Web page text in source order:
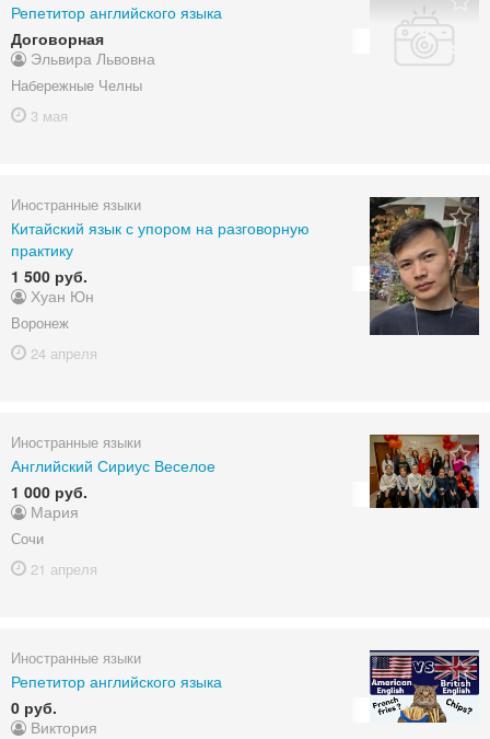
Репетитор английского языка
Договорная
Эльвира Львовна
Набережные Челны
3 мая
Иностранные языки
Китайский язык с упором на разговорную
практику
1 500 руб.
Хуан Юн
Воронеж
24 апреля
Иностранные языки
Английский Сириус Веселое
1 000 руб.
Мария
Сочи
21 апреля
Иностранные языки
Репетитор английского языка
0 руб.
Виктория